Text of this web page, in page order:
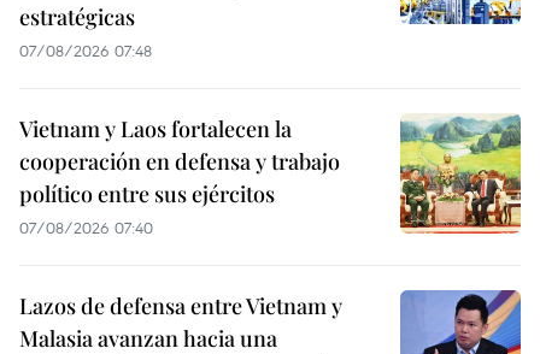
estratégicas
07/08/2026 07:48
Vietnam y Laos fortalecen la
cooperación en defensa y trabajo
político entre sus ejércitos
07/08/2026 07:40
Lazos de defensa entre Vietnam y
Malasia avanzan hacia una